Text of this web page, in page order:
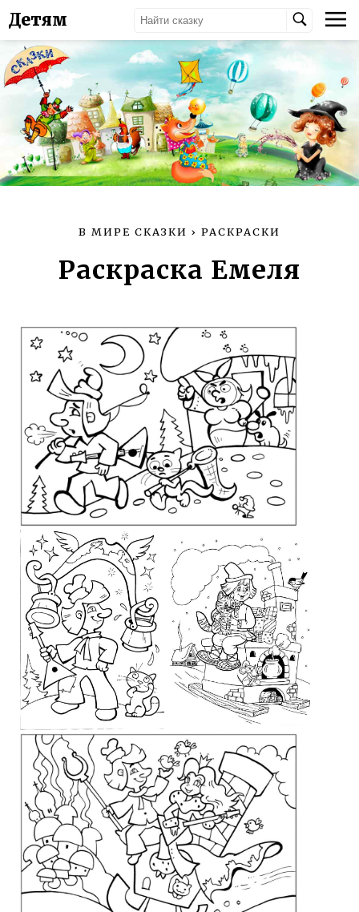
Детям
В МИРЕ СКАЗКИ › РАСКРАСКИ
Раскраска Емеля